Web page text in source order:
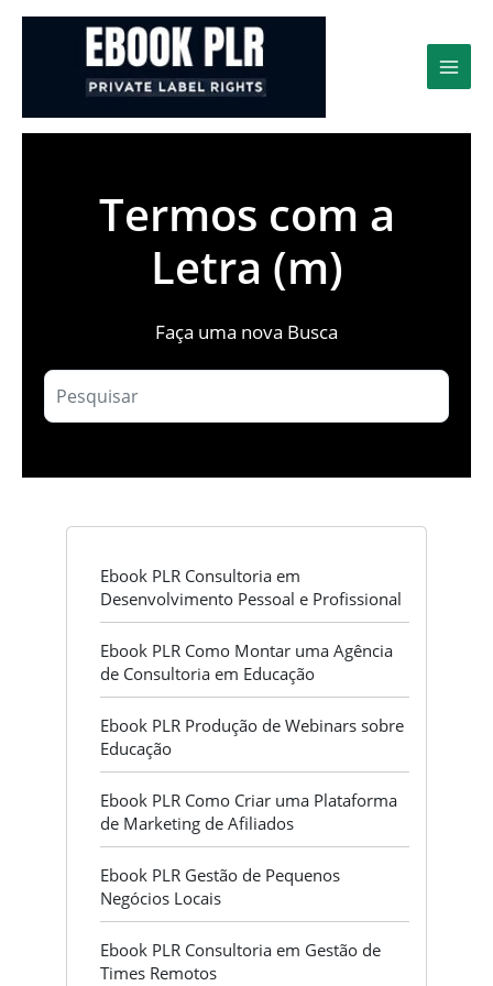
Termos com a
Letra (m)
Faça uma nova Busca
Ebook PLR Consultoria em
Desenvolvimento Pessoal e Profissional
Ebook PLR Como Montar uma Agência
de Consultoria em Educação
Ebook PLR Produção de Webinars sobre
Educação
Ebook PLR Como Criar uma Plataforma
de Marketing de Afiliados
Ebook PLR Gestão de Pequenos
Negócios Locais
Ebook PLR Consultoria em Gestão de
Times Remotos